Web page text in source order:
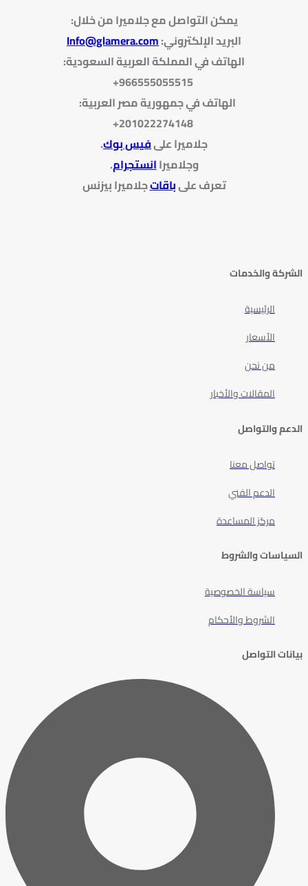
يمكن التواصل مع جلاميرا من خلال:
البريد الإلكتروني:
Info@glamera.com
الهاتف في المملكة العربية السعودية:
الهاتف في جمهورية مصر العربية:
جلاميرا علىفيس بوك.
وجلاميراانستجرام.
تعرف علىباقاتجلاميرا بيزنس
الشركة والخدمات
الرئيسية
الأسعار
من نحن
المقالات والأخبار
الدعم والتواصل
تواصل معنا
الدعم الفني
مركز المساعدة
السياسات والشروط
سياسة الخصوصية
الشروط والأحكام
بيانات التواصل